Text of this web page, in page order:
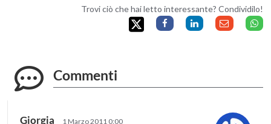
Trovi ciò che hai letto interessante? Condividilo!
Commenti
Giorgia 1 Marzo 2011 0:00